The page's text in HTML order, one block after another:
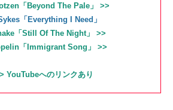
「Beyond The Pale」 >>
「Everything I Need」
「Still Of The Night」 >>
「Immigrant Song」 >>
YouTubeへのリンクあり